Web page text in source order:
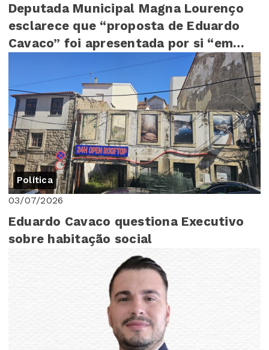
Deputada Municipal Magna Lourenço
esclarece que “proposta de Eduardo
Cavaco” foi apresentada por si “em
Política
03/07/2026
Eduardo Cavaco questiona Executivo
sobre habitação social